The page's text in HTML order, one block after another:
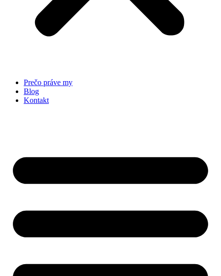
Prečo práve my
Blog
Kontakt